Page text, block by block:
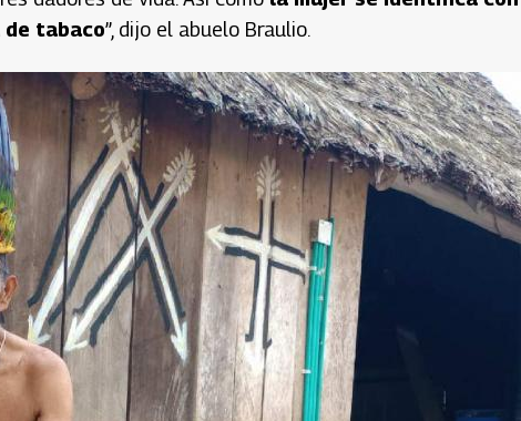
de tabaco”, dijo el abuelo Braulio.